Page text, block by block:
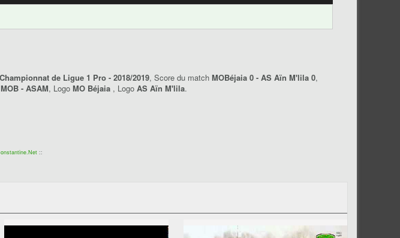
Championnat de Ligue 1 Pro - 2018/2019, Score du match MOBéjaia 0 - AS Aïn M'lila 0,
MOB - ASAM, Logo MO Béjaia , Logo AS Aïn M'lila.
::